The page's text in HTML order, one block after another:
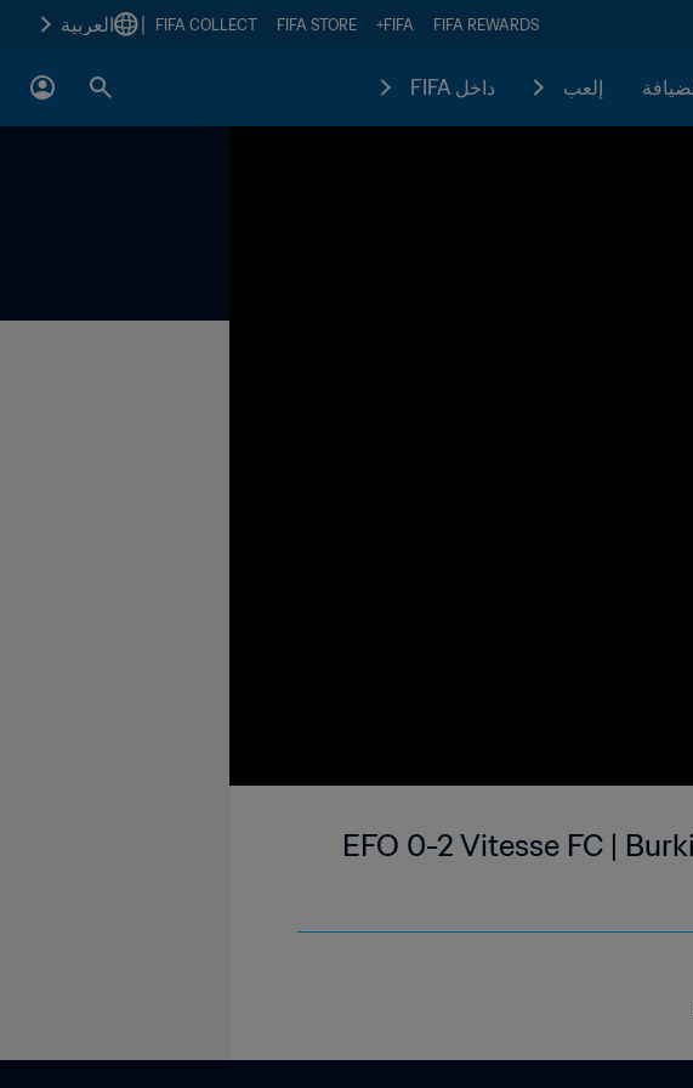
FIFA REWARDS
FIFA+
FIFA STORE
FIFA COLLECT العربية
إلعب داخل FIFA
EFO 0-2 Vitesse FC |